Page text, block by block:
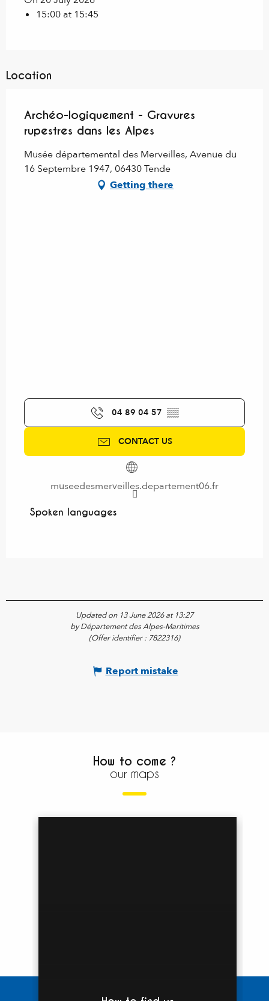
15:00 at 15:45
Location
Archéo-logiquement - Gravures
rupestres dans les Alpes
Musée départemental des Merveilles, Avenue du
16 Septembre 1947, 06430 Tende
Getting there
04 89 04 57 ▒▒
CONTACT US
museedesmerveilles.departement06.fr
Spoken languages
Spoken languages
Updated on 13 June 2026 at 13:27
by Département des Alpes-Maritimes
(Offer identifier : 7822316)
Report mistake
How to come ?
our maps